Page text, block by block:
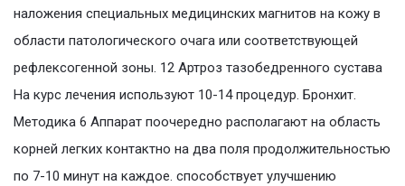
наложения специальных медицинских магнитов на кожу в
области патологического очага или соответствующей
рефлексогенной зоны. 12 Артроз тазобедренного сустава
На курс лечения используют 10-14 процедур. Бронхит.
Методика 6 Аппарат поочередно располагают на область
корней легких контактно на два поля продолжительностью
по 7-10 минут на каждое. способствует улучшению